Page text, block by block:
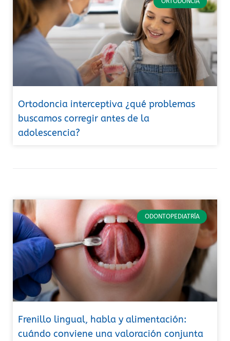
Ortodoncia interceptiva ¿qué problemas
buscamos corregir antes de la
adolescencia?
ODONTOPEDIATRÍA
Frenillo lingual, habla y alimentación:
cuándo conviene una valoración conjunta